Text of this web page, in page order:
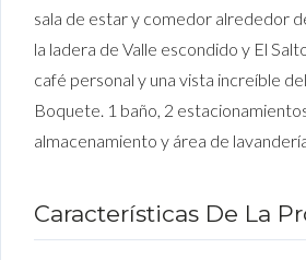
sala de estar y comedor alrededor
la ladera de Valle escondido y El
café personal y una vista increíble
Boquete. 1 baño, 2
almacenamiento y área de
Características De La